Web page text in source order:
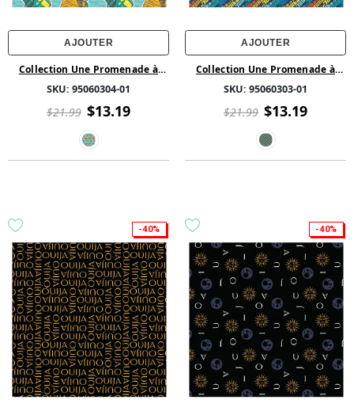
AJOUTER
Collection Une Promenade à
- Bleu
SKU: 95060304-01
$21.99 $13.19
AJOUTER
Collection Une Promenade à
- Bleu
SKU: 95060303-01
$21.99 $13.19
-40% -40%